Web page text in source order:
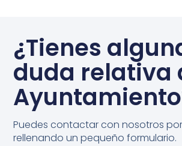
¿Tienes
duda relativa
Puedes contactar con nosotros
rellenando un pequeño formulario.